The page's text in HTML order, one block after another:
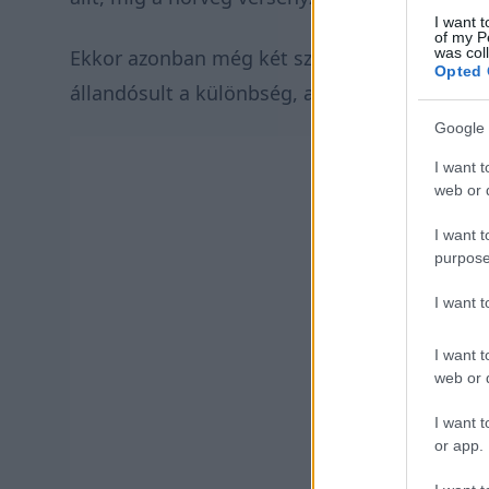
I want
of my
was
Opted
Google
I want
web or
I want
I want
I want
web or
I want
or app.
Ekkor azonban még két szakasz hátra volt
állandósult a különbség, a napot végül 7.4